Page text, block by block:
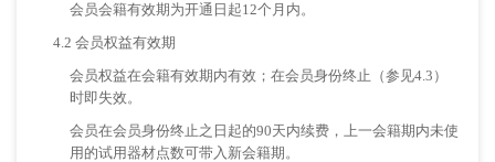
会员会籍有效期为开通日起12个月内。
4.2 会员权益有效期
会员权益在会籍有效期内有效；在会员身份终止（参见4.3）
时即失效。
会员在会员身份终止之日起的90天内续费，上一会籍期内未使
用的试用器材点数可带入新会籍期。